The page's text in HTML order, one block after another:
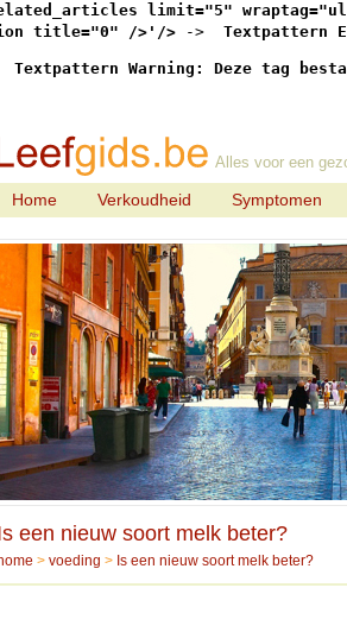
limit="5"
title="0" />'/> -> Textpattern
Textpattern Warning: Deze tag
Alles voor een
Home Verkoudheid Symptomen
een nieuw soort melk beter?
> voeding > Is een nieuw soort melk beter?